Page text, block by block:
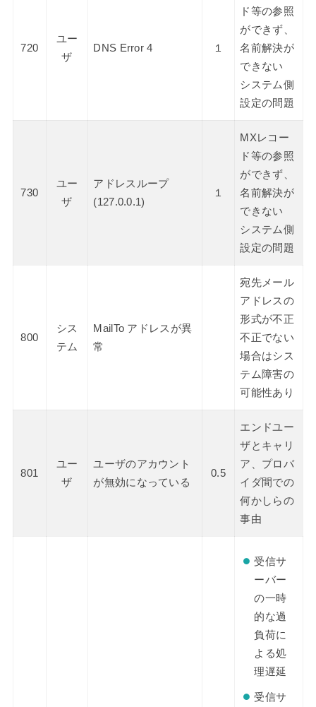
720
ユー
ザ
DNS Error 4 １
ド等の参照
ができず、
名前解決が
できない
システム側
設定の問題
730
ユー
ザ
アドレスループ
(127.0.0.1)
１
MXレコー
ド等の参照
ができず、
名前解決が
できない
システム側
設定の問題
800
シス
テム
MailTo アドレスが異
常
宛先メール
アドレスの
形式が不正
不正でない
場合はシス
テム障害の
可能性あり
801
ユー
ザ
ユーザのアカウント
が無効になっている
0.5
エンドユー
ザとキャリ
ア、プロバ
イダ間での
何かしらの
事由
受信サ
ーバー
の一時
的な過
負荷に
よる処
理遅延
受信サ